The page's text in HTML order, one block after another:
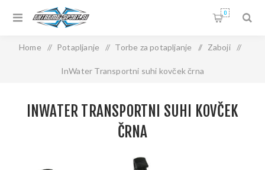
0
Home / Potapljanje / Torbe za potapljanje / Zaboji /
InWater Transportni suhi kovček črna
INWATER TRANSPORTNI SUHI KOVČEK
ČRNA